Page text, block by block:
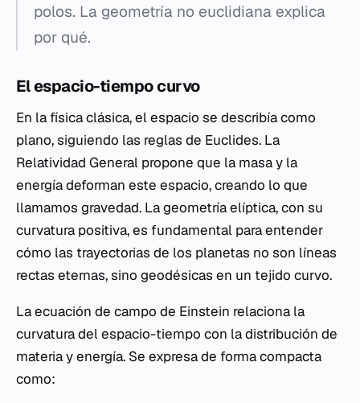
polos. La geometría no euclidiana explica
por qué.
El espacio-tiempo curvo
En la física clásica, el espacio se describía como
plano, siguiendo las reglas de Euclides. La
Relatividad General propone que la masa y la
energía deforman este espacio, creando lo que
llamamos gravedad. La geometría elíptica, con su
curvatura positiva, es fundamental para entender
cómo las trayectorias de los planetas no son líneas
rectas eternas, sino geodésicas en un tejido curvo.
La ecuación de campo de Einstein relaciona la
curvatura del espacio-tiempo con la distribución de
materia y energía. Se expresa de forma compacta
como: